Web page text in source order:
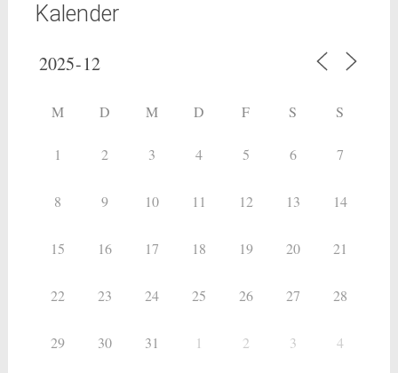
Kalender
M D M D F S S
1 2 3 4 5 6 7
8 9 10 11 12 13 14
15 16 17 18 19 20 21
22 23 24 25 26 27 28
29 30 31 1 2 3 4